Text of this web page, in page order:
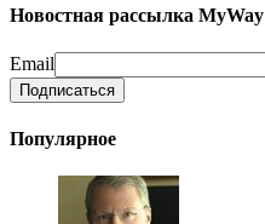
Новостная рассылка MyWay
Email
Популярное